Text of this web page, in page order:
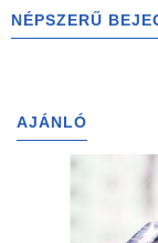
NÉPSZERŰ
AJÁNLÓ